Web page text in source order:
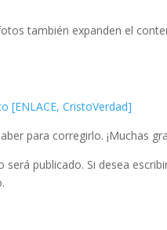
también expanden el
[ENLACE, CristoVerdad]
para corregirlo. ¡Muchas
publicado. Si desea